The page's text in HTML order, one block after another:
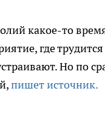
какое-то
где
Но по
пишет источник.